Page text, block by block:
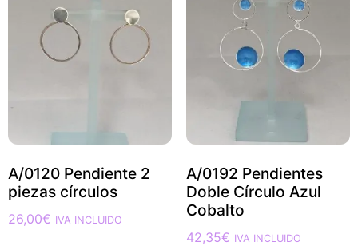
A/0120 Pendiente 2
piezas círculos
26,00€ IVA INCLUIDO
A/0192 Pendientes
Doble Círculo Azul
Cobalto
42,35€ IVA INCLUIDO